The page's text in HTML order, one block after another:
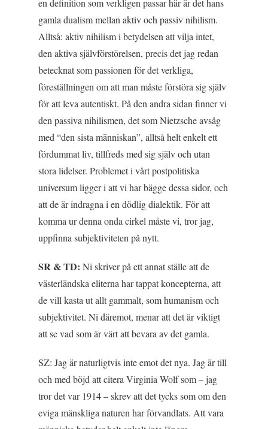
en definition som verkligen passar här är det hans
gamla dualism mellan aktiv och passiv nihilism.
Alltså: aktiv nihilism i betydelsen att vilja intet,
den aktiva självförstörelsen, precis det jag redan
betecknat som passionen för det verkliga,
föreställningen om att man måste förstöra sig själv
för att leva autentiskt. På den andra sidan finner vi
den passiva nihilismen, det som Nietzsche avsåg
med “den sista människan”, alltså helt enkelt ett
fördummat liv, tillfreds med sig själv och utan
stora lidelser. Problemet i vårt postpolitiska
universum ligger i att vi har bägge dessa sidor, och
att de är indragna i en dödlig dialektik. För att
komma ur denna onda cirkel måste vi, tror jag,
uppfinna subjektiviteten på nytt.
SR & TD: Ni skriver på ett annat ställe att de
västerländska eliterna har tappat koncepterna, att
de vill kasta ut allt gammalt, som humanism och
subjektivitet. Ni däremot, menar att det är viktigt
att se vad som är värt att bevara av det gamla.
SZ: Jag är naturligtvis inte emot det nya. Jag är till
och med böjd att citera Virginia Wolf som – jag
tror det var 1914 – skrev att det tycks som om den
eviga mänskliga naturen har förvandlats. Att vara